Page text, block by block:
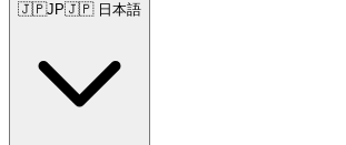
🇯🇵JP🇯🇵 日本語